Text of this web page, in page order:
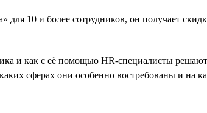
10 и более сотрудников, он получает
и как с её помощью HR-специалисты
сферах они особенно востребованы и на